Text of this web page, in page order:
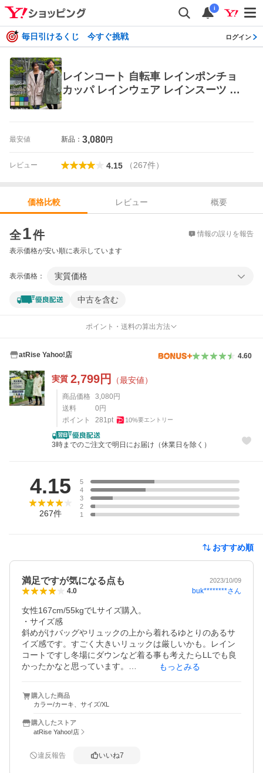
i
毎日引けるくじ 今すぐ挑戦 ログイン
レインコート 自転車 レインポンチョ
カッパ レインウェア レインスーツ ポ
最安値 新品： 3,080円
レビュー 4.15 （267件）
価格比較 レビュー
概要
全1件 情報の誤りを報告
表示価格が安い順に表示しています
表示価格： 実質価格
中古を含む
ポイント・送料の算出方法
atRise Yahoo!店 4.60
実質 2,799円 （最安値）
商品価格 3,080 円
送料
0 円
ポイント
281pt 10%要エントリー
3時までのご注文で明日にお届け（休業日を除く）
4.15
267件
5
4
3
2
1
おすすめ順
満足ですが気になる点も 2023/10/09
4.0 buk********さん
女性167cm/55kgでLサイズ購入。
・サイズ感
斜めがけバッグやリュックの上から着れるゆとりのあるサ
イズ感です。すごく大きいリュックは厳しいかも。レイン
コートですし冬場にダウンなど着る事も考えたらLLでも良
かったかなと思っています。
・生地感、縫製
とてもしっかりしています。夏場は暑すぎて着られなさそ
うなくらいですが肌寒い日には心強いです。風の強い海沿
ビニールのレインコートしか着たことなかったので頼もし
もっとみる
購入した商品
カラー/カーキ、サイズ/XL
購入したストア
atRise Yahoo!店
違反報告 いいね7